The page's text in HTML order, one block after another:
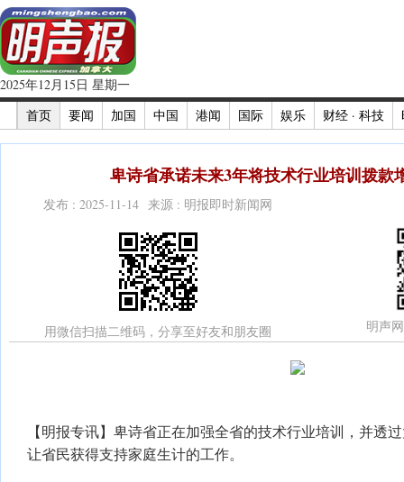
2025年12月15日 星期一
首页
要闻 加国 中国 港闻 国际 娱乐 财经 · 科技
卑诗省承诺未来3年将技术行业培训拨款
发布 : 2025-11-14 来源 : 明报即时新闻网
用微信扫描二维码，分享至好友和朋友圈 明声
【明报专讯】卑诗省正在加强全省的技术行业培训，并透
让省民获得支持家庭生计的工作。